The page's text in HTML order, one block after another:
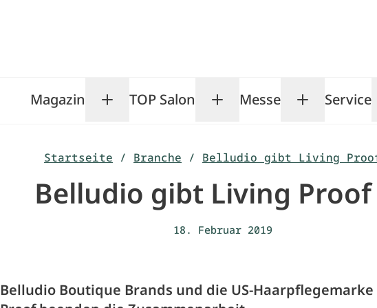
Magazin Toggle Magazin submenu
TOP Salon Toggle TOP Salon
Messe ToggleService
Startseite / Branche / Belludio gibt Living
Belludio gibt Living Proof
18. Februar 2019
Belludio Boutique Brands und die US-